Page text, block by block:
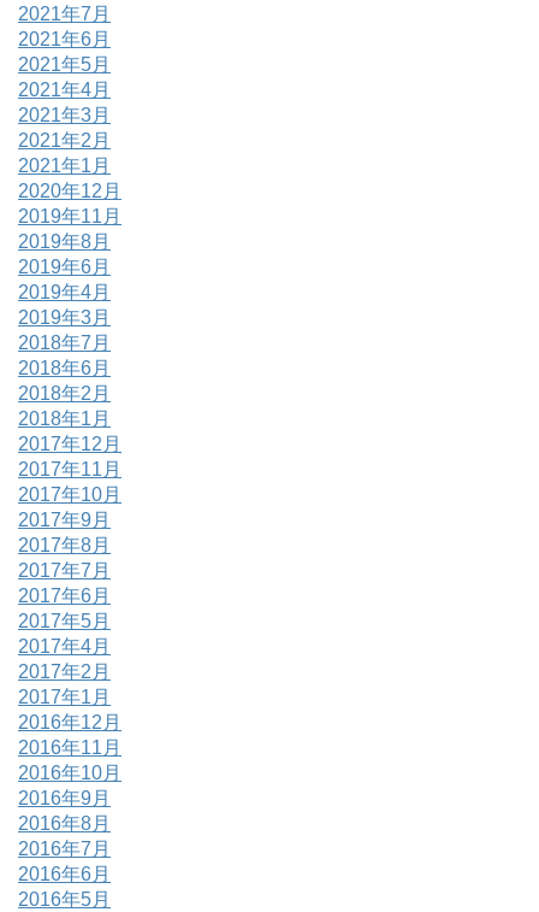
2021年7月
2021年6月
2021年5月
2021年4月
2021年3月
2021年2月
2021年1月
2020年12月
2019年11月
2019年8月
2019年6月
2019年4月
2019年3月
2018年7月
2018年6月
2018年2月
2018年1月
2017年12月
2017年11月
2017年10月
2017年9月
2017年8月
2017年7月
2017年6月
2017年5月
2017年4月
2017年2月
2017年1月
2016年12月
2016年11月
2016年10月
2016年9月
2016年8月
2016年7月
2016年6月
2016年5月